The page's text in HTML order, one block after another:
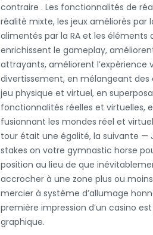
contraire . Les fonctionnalités de
réalité mixte, les jeux améliorés par
alimentés par la RA et les
enrichissent le gameplay,
attrayants, améliorent
divertissement, en mélangeant
jeu physique et virtuel, en
fonctionnalités réelles et virtuelles,
fusionnant les mondes réel et
tour était une égalité, la suivante —
stakes on votre gymnastic horse
position au lieu de que
accrocher à une zone plus ou
mercier à système d’allumage
première impression d’un casino
graphique.